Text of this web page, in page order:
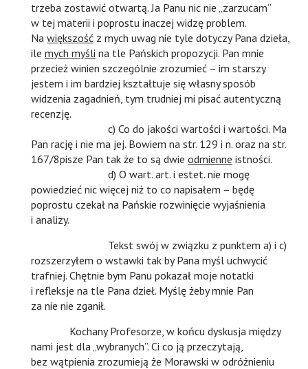
trzeba zostawić otwartą. Ja Panu nic nie „zarzucam”
w tej materii i poprostu inaczej widzę problem.
Na większość z mych uwag nie tyle dotyczy Pana dzieła,
ile mych myśli na tle Pańskich propozycji. Pan mnie
przecież winien szczególnie zrozumieć – im starszy
jestem i im bardziej kształtuje się własny sposób
widzenia zagadnień, tym trudniej mi pisać autentyczną
recenzję.
c) Co do jakości wartości i wartości. Ma
Pan rację i nie ma jej. Bowiem na str. 129 i n. oraz na str.
167/8pisze Pan tak że to są dwie odmienne istności.
d) O wart. art. i estet. nie mogę
powiedzieć nic więcej niż to co napisałem – będę
poprostu czekał na Pańskie rozwinięcie wyjaśnienia
i analizy.
Tekst swój w związku z punktem a) i c)
rozszerzyłem o wstawki tak by Pana myśl uchwycić
trafniej. Chętnie bym Panu pokazał moje notatki
i refleksje na tle Pana dzieł. Myślę żeby mnie Pan
za nie nie zganił.
Kochany Profesorze, w końcu dyskusja między
nami jest dla „wybranych”. Ci co ją przeczytają,
bez wątpienia zrozumieją że Morawski w odróżnieniu